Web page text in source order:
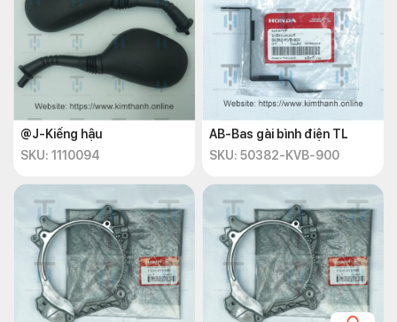
@J-Kiếng hậu
SKU: 1110094
AB-Bas gài bình điện TL
SKU: 50382-KVB-900